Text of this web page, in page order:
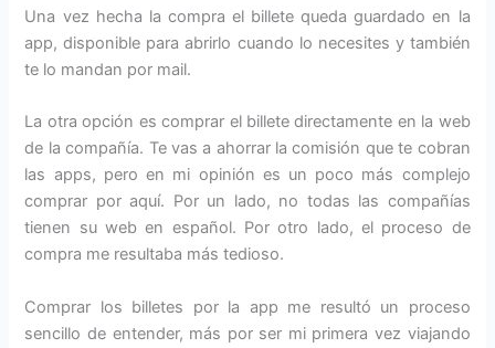
Una vez hecha la compra el billete queda guardado en la
app, disponible para abrirlo cuando lo necesites y también
te lo mandan por mail.
La otra opción es comprar el billete directamente en la web
de la compañía. Te vas a ahorrar la comisión que te cobran
las apps, pero en mi opinión es un poco más complejo
comprar por aquí. Por un lado, no todas las compañías
tienen su web en español. Por otro lado, el proceso de
compra me resultaba más tedioso.
Comprar los billetes por la app me resultó un proceso
sencillo de entender, más por ser mi primera vez viajando